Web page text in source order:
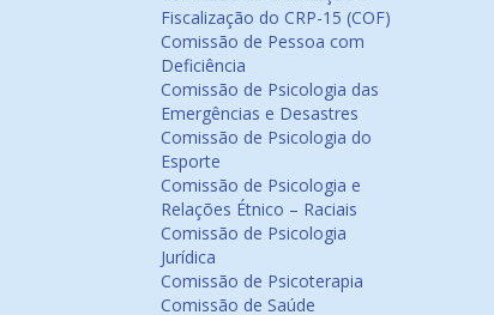
Fiscalização do CRP-15 (COF)
Comissão de Pessoa com
Deficiência
Comissão de Psicologia das
Emergências e Desastres
Comissão de Psicologia do
Esporte
Comissão de Psicologia e
Relações Étnico – Raciais
Comissão de Psicologia
Jurídica
Comissão de Psicoterapia
Comissão de Saúde